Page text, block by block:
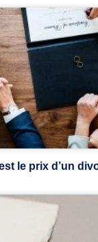
le prix d’un